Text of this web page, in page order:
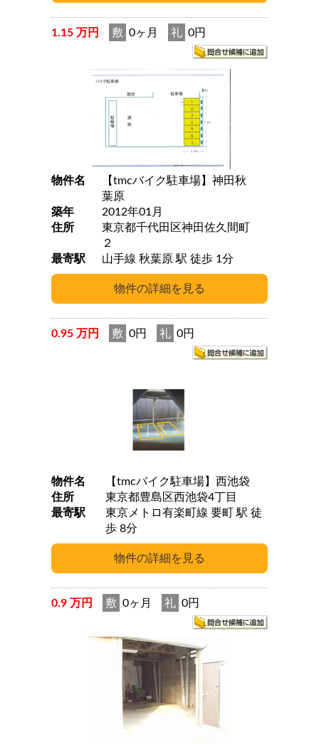
1.15 万円 敷 0ヶ月 礼 0円
物件名
【tmcバイク駐車場】神田秋
葉原
築年
2012年01月
住所
東京都千代田区神田佐久間町
２
最寄駅
山手線 秋葉原 駅 徒歩 1分
0.95 万円 敷 0円 礼 0円
物件名
【tmcバイク駐車場】西池袋
住所
東京都豊島区西池袋4丁目
最寄駅
東京メトロ有楽町線 要町 駅 徒
歩 8分
0.9 万円 敷 0ヶ月 礼 0円